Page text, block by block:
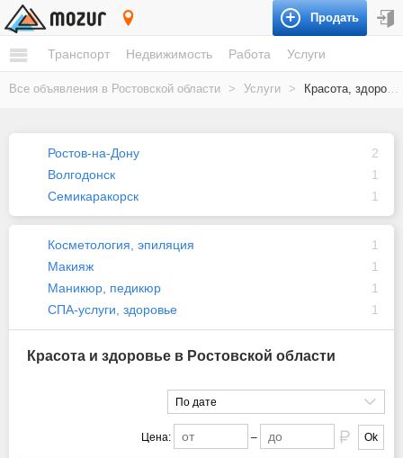
Продать
Транспорт Недвижимость Работа Услуги
Все объявления в Ростовской области > Услуги > Красота, здоровье
Ростов-на-Дону
2
Волгодонск
1
Семикаракорск
1
Косметология, эпиляция
1
Макияж
1
Маникюр, педикюр
1
СПА-услуги, здоровье
1
Красота и здоровье в Ростовской области
По дате
Цена: – Ok